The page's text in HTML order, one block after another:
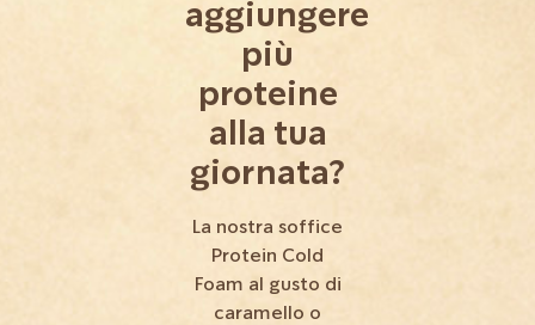
aggiungere
più
proteine
alla tua
giornata?
La nostra soffice
Protein Cold
Foam al gusto di
caramello o